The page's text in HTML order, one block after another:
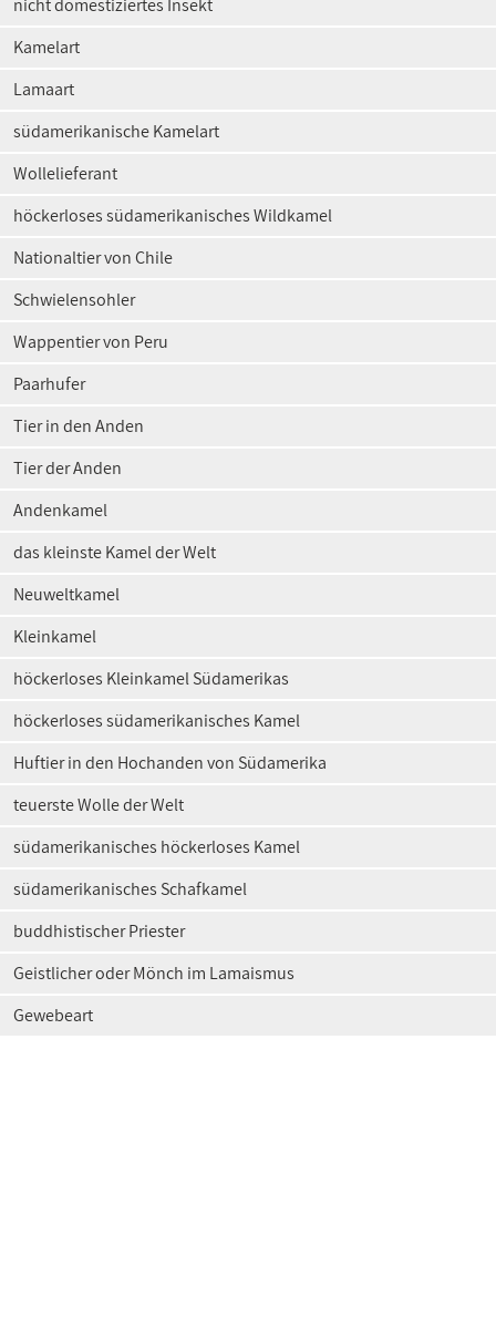
nicht domestiziertes Insekt
Kamelart
Lamaart
südamerikanische Kamelart
Wollelieferant
höckerloses südamerikanisches Wildkamel
Nationaltier von Chile
Schwielensohler
Wappentier von Peru
Paarhufer
Tier in den Anden
Tier der Anden
Andenkamel
das kleinste Kamel der Welt
Neuweltkamel
Kleinkamel
höckerloses Kleinkamel Südamerikas
höckerloses südamerikanisches Kamel
Huftier in den Hochanden von Südamerika
teuerste Wolle der Welt
südamerikanisches höckerloses Kamel
südamerikanisches Schafkamel
buddhistischer Priester
Geistlicher oder Mönch im Lamaismus
Gewebeart